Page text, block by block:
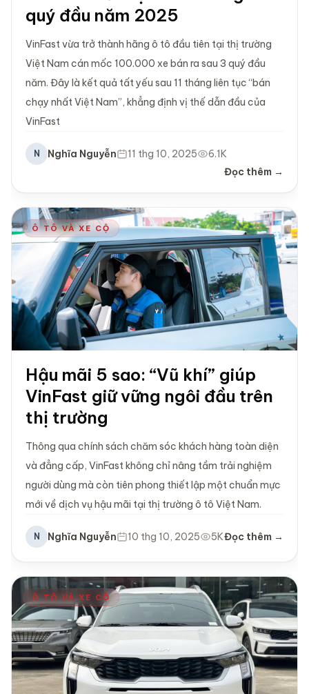
quý đầu năm 2025
VinFast vừa trở thành hãng ô tô đầu tiên tại thị trường
Việt Nam cán mốc 100.000 xe bán ra sau 3 quý đầu
năm. Đây là kết quả tất yếu sau 11 tháng liên tục “bán
chạy nhất Việt Nam”, khẳng định vị thế dẫn đầu của
VinFast
N Nghĩa Nguyễn 11 thg 10, 2025
6.1K
Đọc thêm →
Ô TÔ VÀ XE CỘ
Hậu mãi 5 sao: “Vũ khí” giúp
VinFast giữ vững ngôi đầu trên
thị trường
Thông qua chính sách chăm sóc khách hàng toàn diện
và đẳng cấp, VinFast không chỉ nâng tầm trải nghiệm
người dùng mà còn tiên phong thiết lập một chuẩn mực
mới về dịch vụ hậu mãi tại thị trường ô tô Việt Nam.
N Nghĩa Nguyễn 10 thg 10, 2025 5KĐọc thêm →
Ô TÔ VÀ XE CỘ